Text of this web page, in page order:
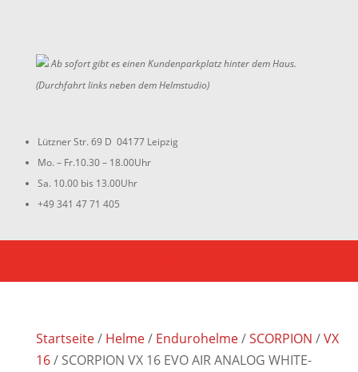
Ab sofort gibt es einen Kundenparkplatz hinter dem Haus.
(Durchfahrt links neben dem Helmstudio)
Lützner Str. 69 D 04177 Leipzig
Mo. – Fr.10.30 – 18.00Uhr
Sa. 10.00 bis 13.00Uhr
+49 341 47 71 405
Startseite/ Helme/ Endurohelme/SCORPION /VX
16/ SCORPION VX 16 EVO AIR ANALOG WHITE-